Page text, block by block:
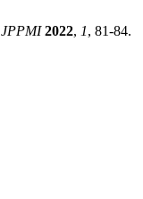
JPPMI 2022, 1, 81-84.